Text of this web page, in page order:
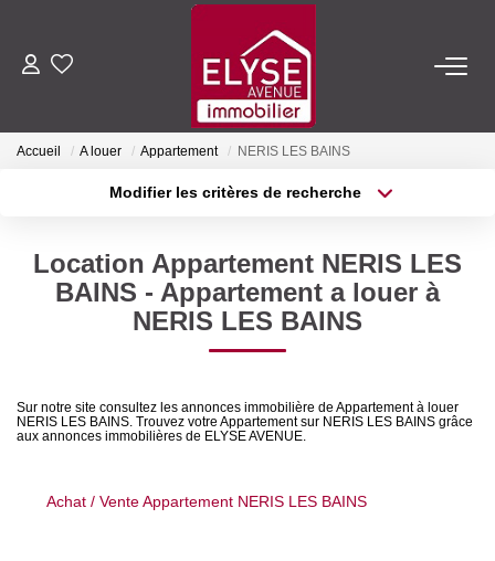
ACHETER
FAIRE GÉRER
Qui Sommes-Nous
Nos Actualités
Accueil A louer Appartement NERIS LES BAINS
Modifier les critères de recherche
Sélectionnez...
Type de bien
Surface min
Location Appartement NERIS LES
BAINS - Appartement a louer à
NERIS LES BAINS
Sur notre site consultez les annonces immobilière de Appartement à louer
NERIS LES BAINS. Trouvez votre Appartement sur NERIS LES BAINS grâce
aux annonces immobilières de ELYSE AVENUE.
Achat / Vente Appartement NERIS LES BAINS